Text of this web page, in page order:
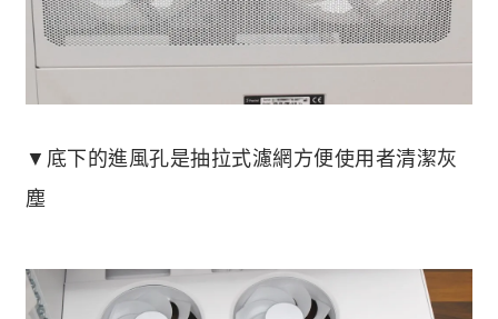
▼底下的進風孔是抽拉式濾網方便使用者清潔灰
塵